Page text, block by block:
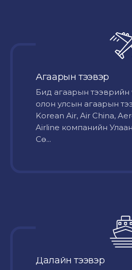
Агаарын тээвэр
Бид агаарын тээврийн
олон улсын агаарын
Korean Air, Air China,
Airline компанийн
Сө...
Далайн тээвэр